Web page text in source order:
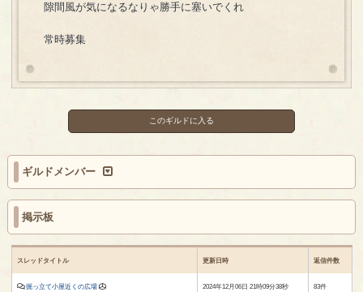
隙間風が気になるなりゃ勝手に塞いでくれ
常時募集
このギルドに入る
ギルドメンバー
掲示板
スレッドタイトル 更新日時 返信件数
掘っ立て小屋近くの広場 2024年12月06日 21時09分38秒 83件